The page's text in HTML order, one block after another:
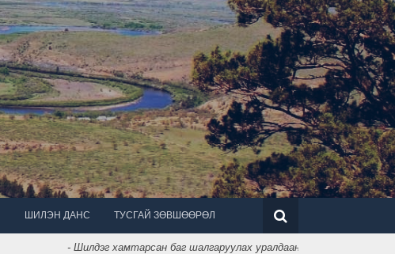
ШИЛЭН ДАНС ТУСГАЙ ЗӨВШӨӨРӨЛ
- Шилдэг хамтарсан баг шалгаруулах уралдаанд тусгай байр эзэллээ.